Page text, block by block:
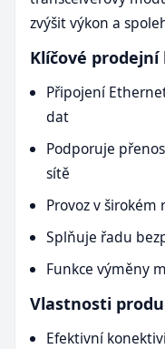
zvýšit výkon a
Klíčové prodejní
Připojení
dat
Podporuje
sítě
Provoz v
Splňuje řadu
Funkce výměny
Vlastnosti
Efektivní